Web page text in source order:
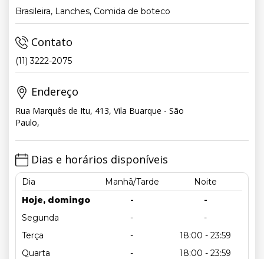
Brasileira, Lanches, Comida de boteco
Contato
(11) 3222-2075
Endereço
Rua Marquês de Itu, 413, Vila Buarque - São
Paulo,
Dias e horários disponíveis
Dia Manhã/Tarde
Noite
Hoje, domingo
-
-
Segunda
-
-
Terça
-
18:00 - 23:59
Quarta
-
18:00 - 23:59